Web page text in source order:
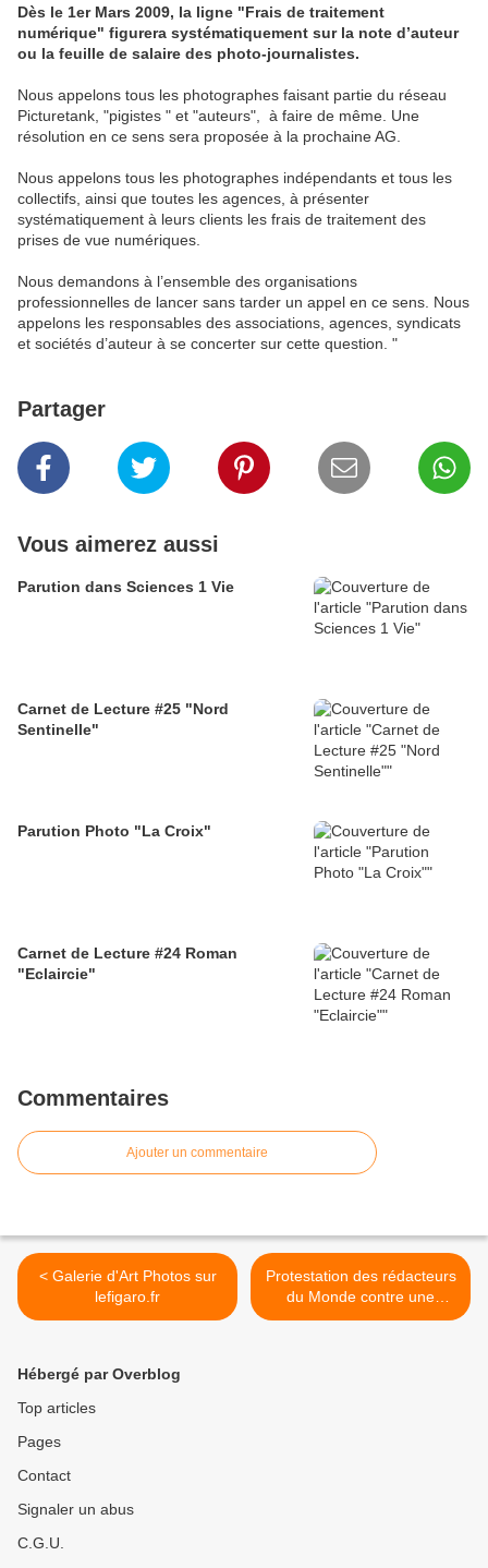
Dès le 1er Mars 2009, la ligne "Frais de traitement
numérique" figurera systématiquement sur la note d’auteur
ou la feuille de salaire des photo-journalistes.
Nous appelons tous les photographes faisant partie du réseau
Picturetank, "pigistes " et "auteurs", à faire de même. Une
résolution en ce sens sera proposée à la prochaine AG.
Nous appelons tous les photographes indépendants et tous les
collectifs, ainsi que toutes les agences, à présenter
systématiquement à leurs clients les frais de traitement des
prises de vue numériques.
Nous demandons à l’ensemble des organisations
professionnelles de lancer sans tarder un appel en ce sens. Nous
appelons les responsables des associations, agences, syndicats
et sociétés d’auteur à se concerter sur cette question. "
Partager
Vous aimerez aussi
Parution dans Sciences 1 Vie
Carnet de Lecture #25 "Nord
Sentinelle"
Parution Photo "La Croix"
Carnet de Lecture #24 Roman
"Eclaircie"
Commentaires
Ajouter un commentaire
< Galerie d'Art Photos sur
lefigaro.fr
Protestation des rédacteurs
du Monde contre une
censure de Direct Matin >
Hébergé par Overblog
Top articles
Pages
Contact
Signaler un abus
C.G.U.